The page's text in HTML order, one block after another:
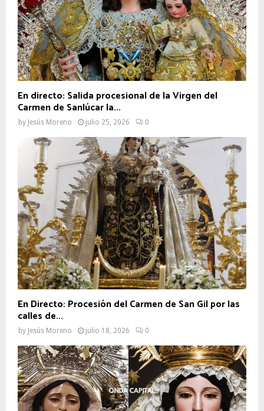
En directo: Salida procesional de la Virgen del
Carmen de Sanlúcar la...
by Jesús Moreno julio 25, 2026 0
En Directo: Procesión del Carmen de San Gil por las
calles de...
by Jesús Moreno julio 18, 2026 0